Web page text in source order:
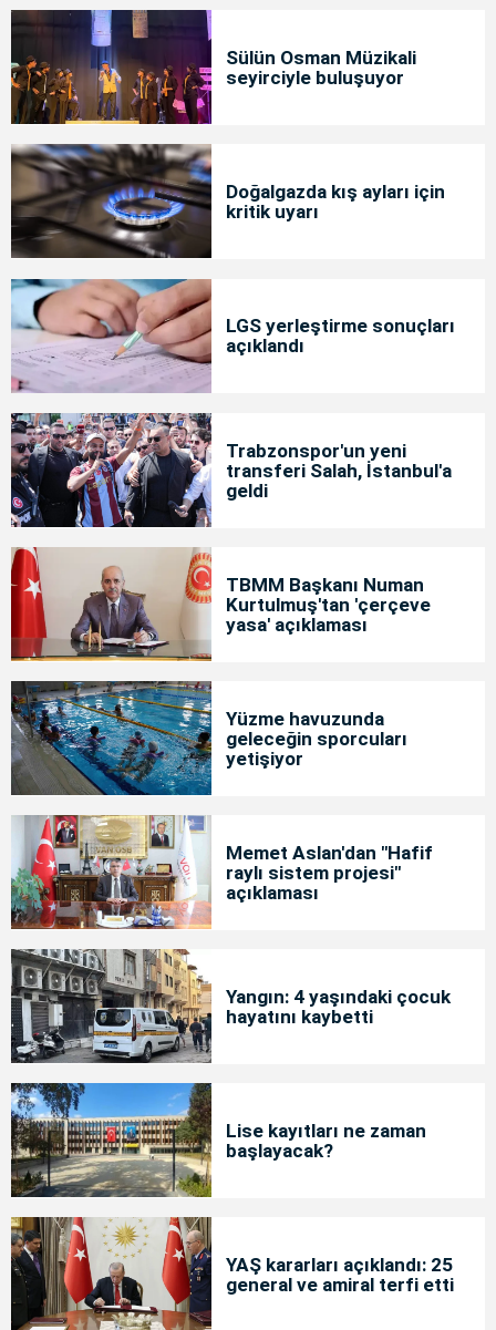
Sülün Osman Müzikali
seyirciyle buluşuyor
Doğalgazda kış ayları için
kritik uyarı
LGS yerleştirme sonuçları
açıklandı
Trabzonspor'un yeni
transferi Salah, İstanbul'a
geldi
TBMM Başkanı Numan
Kurtulmuş'tan 'çerçeve
yasa' açıklaması
Yüzme havuzunda
geleceğin sporcuları
yetişiyor
Memet Aslan'dan "Hafif
raylı sistem projesi"
açıklaması
Yangın: 4 yaşındaki çocuk
hayatını kaybetti
Lise kayıtları ne zaman
başlayacak?
YAŞ kararları açıklandı: 25
general ve amiral terfi etti